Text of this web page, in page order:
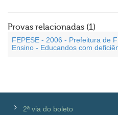
Provas relacionadas (1)
FEPESE - 2006 - Prefeitura de
Ensino - Educandos com
2ª via do boleto